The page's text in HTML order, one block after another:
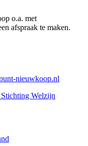
o.a. met
afspraak te maken.
nieuwkoop.nl
Welzijn